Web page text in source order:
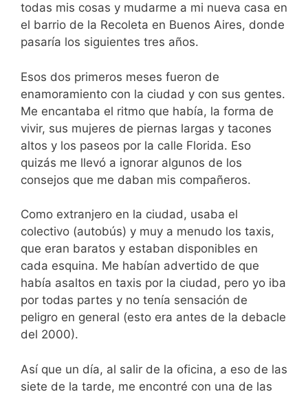
todas mis cosas y mudarme a mi nueva casa en
el barrio de la Recoleta en Buenos Aires, donde
pasaría los siguientes tres años.
Esos dos primeros meses fueron de
enamoramiento con la ciudad y con sus gentes.
Me encantaba el ritmo que había, la forma de
vivir, sus mujeres de piernas largas y tacones
altos y los paseos por la calle Florida. Eso
quizás me llevó a ignorar algunos de los
consejos que me daban mis compañeros.
Como extranjero en la ciudad, usaba el
colectivo (autobús) y muy a menudo los taxis,
que eran baratos y estaban disponibles en
cada esquina. Me habían advertido de que
había asaltos en taxis por la ciudad, pero yo iba
por todas partes y no tenía sensación de
peligro en general (esto era antes de la debacle
del 2000).
Así que un día, al salir de la oficina, a eso de las
siete de la tarde, me encontré con una de las